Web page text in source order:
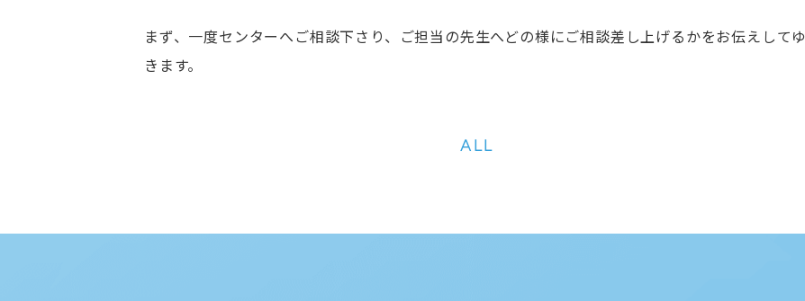
まず、一度センターへご相談下さり、ご担当の先生へどの様にご相談差し上げるかをお伝えしてゆ
きます。
ALL